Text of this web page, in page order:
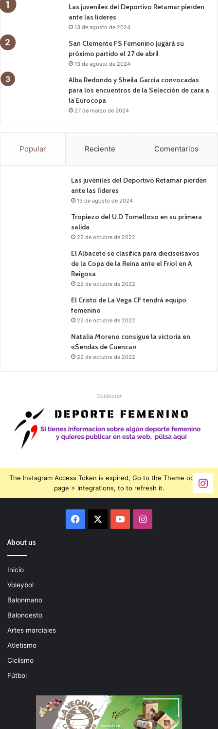
Las juveniles del Deportivo Retamar pierden
ante las líderes
13 de agosto de 2024
San Clemente FS Femenino jugará su
próximo partido el 27 de abril
13 de agosto de 2024
Alba Redondo y Sheila García convocadas
para los encuentros de la Selección de cara a
la Eurocopa
27 de marzo de 2024
Popular Reciente Comentarios
Las juveniles del Deportivo Retamar pierden
ante las líderes
13 de agosto de 2024
Tropiezo del U.D Tomelloso en su primera
salida
22 de octubre de 2022
El Albacete se clasifica para dieciseisavos
de la Copa de la Reina ante el Friol en A
Reigosa
22 de octubre de 2022
El Cristo de La Vega CF tendrá equipo
femenino
22 de octubre de 2022
Natalia Moreno consigue la victoria en
«Sendas de Cuenca»
22 de octubre de 2022
Colaborar
The Instagram Access Token is expired, Go to the Theme options
page > Integrations, to to refresh it.
Facebook YouTubeInstagram
About us
Inicio
Voleybol
Balonmano
Baloncesto
Artes marciales
Atletismo
Ciclismo
Fútbol